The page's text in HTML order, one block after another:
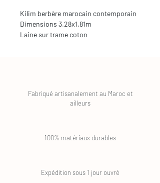
Kilim berbère marocain contemporain
Dimensions 3.28x1,81m
Laine sur trame coton
Fabriqué artisanalement au Maroc et
ailleurs
100% matériaux durables
Expédition sous 1 jour ouvré